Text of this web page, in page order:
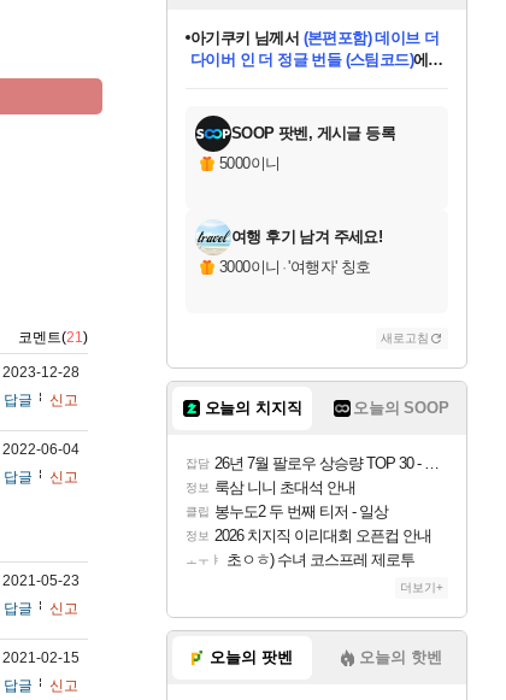
코멘트(21)
2023-12-28
답글
신고
2022-06-04
답글
신고
2021-05-23
답글
신고
2021-02-15
답글
신고
당첨되셨습니다.
아기쿠키 님께서 (본편포함) 데이브 더
다이버 인 더 정글 번들 (스팀코드)에
당첨되셨습니다.
당첨되셨습니다.
에디션 (스팀코드) 를 교환.
당첨되셨습니다.
당첨되셨습니다.
당첨되셨습니다.
당첨되셨습니다.
SOOP 팟벤, 게시글 등록
5000이니
여행 후기 남겨 주세요!
3000이니 ·'여행자' 칭호
새로고침
오늘의 치지직 오늘의 SOOP
잡담 26년 7월 팔로우 상승량 TOP 30 - 월간 치지직
정보 룩삼 니니 초대석 안내
클립 봉누도2 두 번째 티저 - 일상
정보 2026 치지직 이리대회 오픈컵 안내
ㅗㅜㅑ 초ㅇㅎ) 수녀 코스프레 제로투
더보기+
오늘의 팟벤 오늘의 핫벤